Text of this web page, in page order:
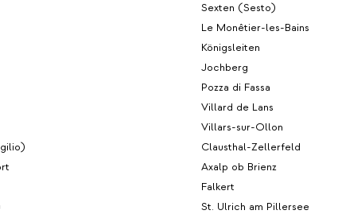
Sexten (Sesto)
Le Monêtier-les-Bains
Königsleiten
Jochberg
Pozza di Fassa
Villard de Lans
Villars-sur-Ollon
Clausthal-Zellerfeld
Axalp ob Brienz
Falkert
St. Ulrich am Pillersee